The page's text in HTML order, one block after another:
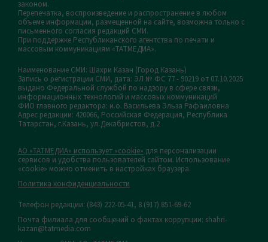
законом.
Перепечатка, воспроизведение и распространение в любом
объеме информации, размещенной на сайте, возможна только с
письменного согласия редакций СМИ.
При поддержке Республиканского агентства по печати и
массовым коммуникациям «ТАТМЕДИА».
Наименование СМИ: Шахри Казан (Город Казань)
Запись о регистрации СМИ, дата: ЭЛ № ФС 77 - 90219 от 07.10.2025
выдано Федеральной службой по надзору в сфере связи,
информационных технологий и массовых коммуникаций
ФИО главного редактора: и.о. Васильева Эльза Рафаиловна
Адрес редакции: 420066, Российская Федерация, Республика
Татарстан, г.Казань, ул.Декабристов, д.2
АО «ТАТМЕДИА» использует «cookie» для персонализации
сервисов и удобства пользователей сайтом. Использование
«cookie» можно отменить в настройках браузера.
Политика конфиденциальности
Телефон редакции: (843) 222-05-41, 8 (917) 851-69-62
Почта филиала для сообщений о фактах коррупции: shahri-
kazan@tatmedia.com